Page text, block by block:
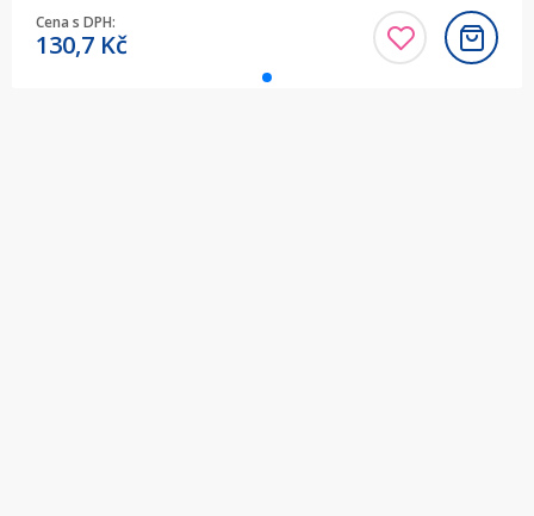
Cena s DPH:
130,7 Kč